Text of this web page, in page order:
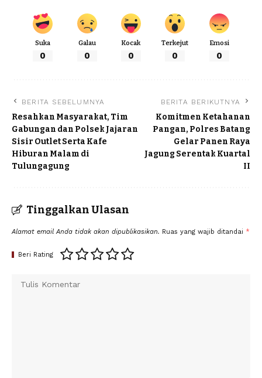
Suka
0
Galau
0
Kocak
0
Terkejut
0
Emosi
0
BERITA SEBELUMNYA
Resahkan Masyarakat, Tim
Gabungan dan Polsek Jajaran
Sisir Outlet Serta Kafe
Hiburan Malam di
Tulungagung
BERITA BERIKUTNYA
Komitmen Ketahanan
Pangan, Polres Batang
Gelar Panen Raya
Jagung Serentak Kuartal
II
Tinggalkan Ulasan
Alamat email Anda tidak akan dipublikasikan. Ruas yang wajib ditandai *
Beri Rating